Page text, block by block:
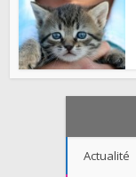
Actualité